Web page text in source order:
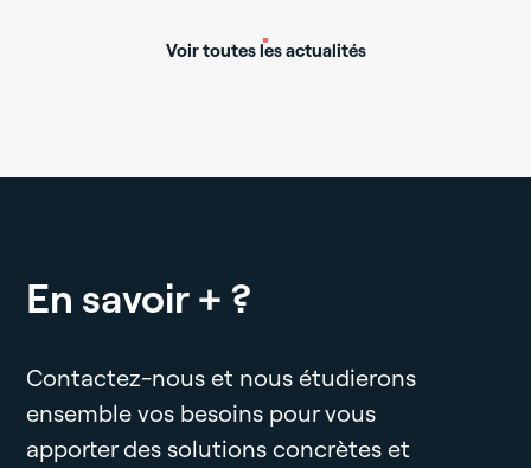
Voir toutes les actualités
En savoir + ?
Contactez-nous et nous étudierons
ensemble vos besoins pour vous
apporter des solutions concrètes et